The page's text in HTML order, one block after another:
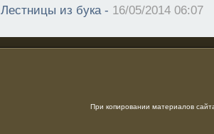
Лестницы из бука - 16/05/2014 06:07
При копировании материалов